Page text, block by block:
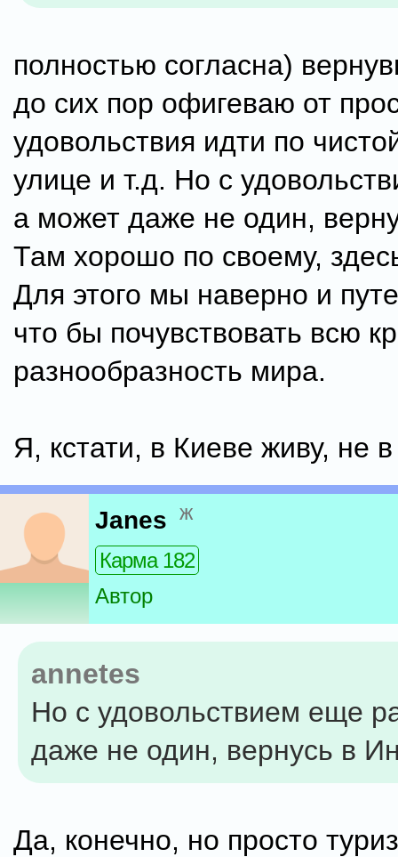
полностью согласна)
до сих пор офигеваю от
удовольствия идти по
улице и т.д. Но с
а может даже не один,
Там хорошо по своему,
Для этого мы наверно и
что бы почувствовать всю
разнообразность мира.
Я, кстати, в Киеве живу, не
Janes ж
Карма 182
Автор
annetes
Но с удовольствием еще
даже не один, вернусь в
Да, конечно, но просто